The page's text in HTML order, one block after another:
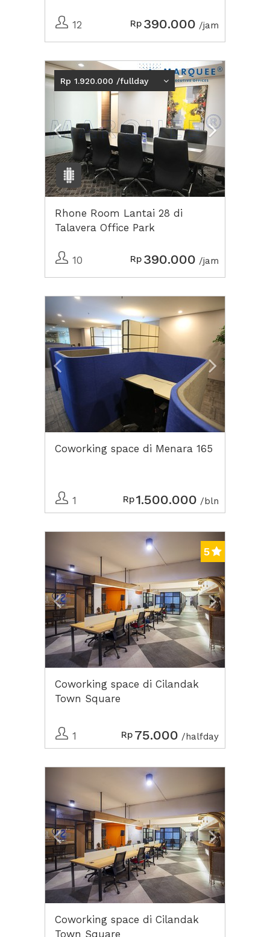
12 Rp 390.000 /jam
Previous Next2
Rp 1.920.000 /fullday
Rhone Room Lantai 28 di
Talavera Office Park
10 Rp 390.000 /jam
Previous
Coworking space di Menara 165
1 Rp1.500.000 /bln
Next2
5
Coworking space di Cilandak
Town Square
1 Rp 75.000 /halfday
Coworking space di Cilandak
Town Square